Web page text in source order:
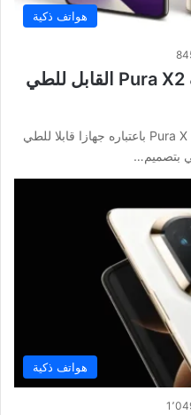
هواتف ذكية
هواوي تستعد لإطلاق هاتف Pura X2 القابل للطي
في مارس 2024 أطلقت هواوي هاتف Pura X باعتباره جهازا قابلا للطي
بتصميم…
هواتف ذكية